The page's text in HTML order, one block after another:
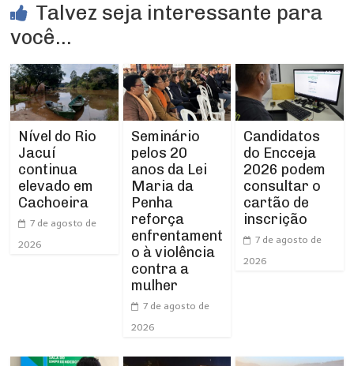
Talvez seja interessante para
você...
Nível do Rio
Jacuí
continua
elevado em
Cachoeira
7 de agosto de
2026
Seminário
pelos 20
anos da Lei
Maria da
Penha
reforça
enfrentament
o à violência
contra a
mulher
7 de agosto de
2026
Candidatos
do Encceja
2026 podem
consultar o
cartão de
inscrição
7 de agosto de
2026